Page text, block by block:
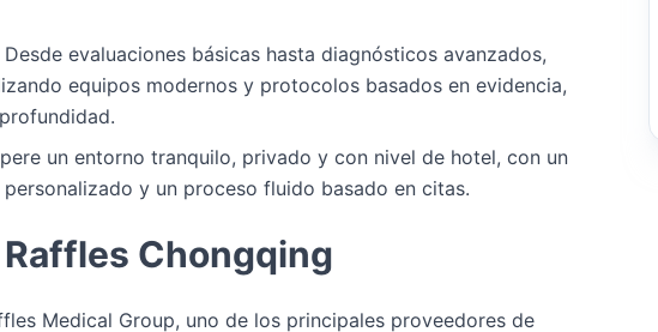
evaluaciones básicas hasta diagnósticos avanzados,
equipos modernos y protocolos basados en evidencia,
un entorno tranquilo, privado y con nivel de hotel, con un
y un proceso fluido basado en citas.
Chongqing
Medical Group, uno de los principales proveedores de